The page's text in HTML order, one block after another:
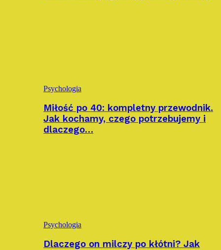
Psychologia
Miłość po 40: kompletny przewodnik.
Jak kochamy, czego potrzebujemy i
dlaczego…
Psychologia
Dlaczego on milczy po kłótni? Jak